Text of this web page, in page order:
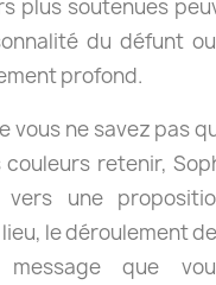
plus soutenues
du défunt
profond.
vous ne savez pas
couleurs retenir,
vers une
le déroulement
que